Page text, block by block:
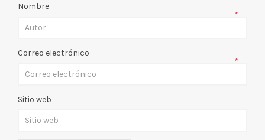
Nombre
*
Correo electrónico
*
Sitio web